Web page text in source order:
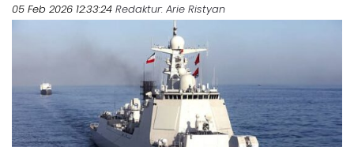
05 Feb 2026 12:33:24 Redaktur: Arie Ristyan